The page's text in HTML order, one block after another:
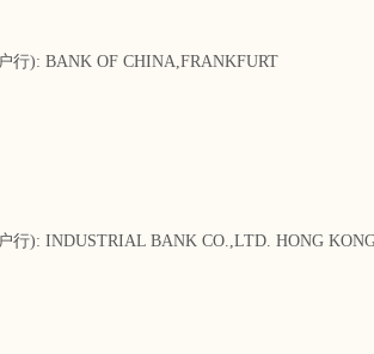
): BANK OF CHINA,FRANKFURT
): INDUSTRIAL BANK CO.,LTD. HONG